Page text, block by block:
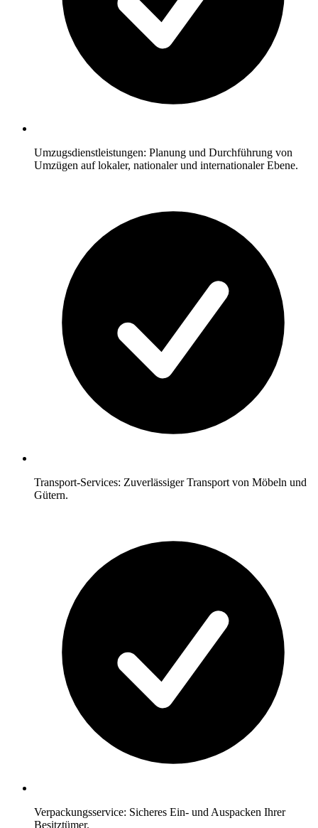
Umzugsdienstleistungen: Planung und Durchführung von
Umzügen auf lokaler, nationaler und internationaler Ebene.
Transport-Services: Zuverlässiger Transport von Möbeln und
Gütern.
Verpackungsservice: Sicheres Ein- und Auspacken Ihrer
Besitztümer.